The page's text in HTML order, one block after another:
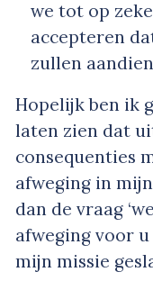
we tot op
accepteren
zullen
Hopelijk ben ik
laten zien dat
consequenties
afweging in
dan de vraag
afweging voor
mijn missie